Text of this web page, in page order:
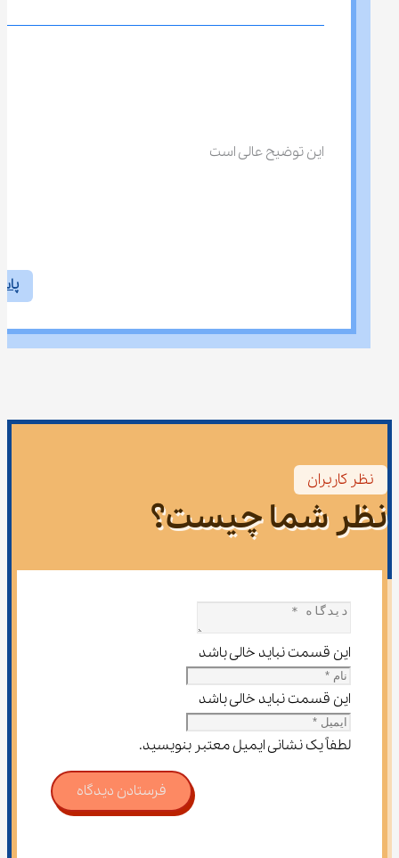
این توضیح عالی است
نظر کاربران
نظر شما چیست؟
این قسمت نباید خالی باشد
این قسمت نباید خالی باشد
لطفاً یک نشانی ایمیل معتبر بنویسید.
فرستادن دیدگاه